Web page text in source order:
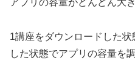
1講座をダウンロードした
した状態でアプリの容量を